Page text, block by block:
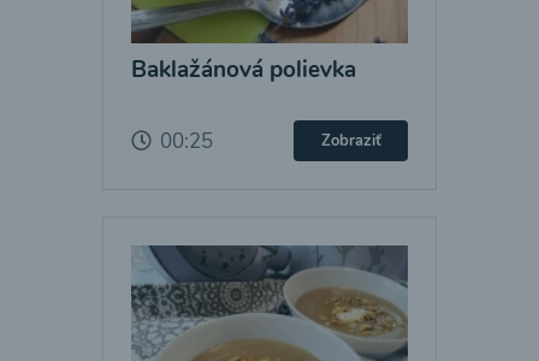
Baklažánová polievka
00:25 Zobraziť